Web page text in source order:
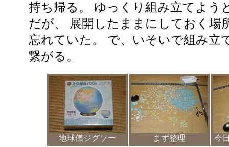
持ち帰る。 ゆっくり組み立てよう
だが、 展開したままにしておく場
忘れていた。 で、いそいで組み立
繋がる。
地球儀ジグソー まず整理 今